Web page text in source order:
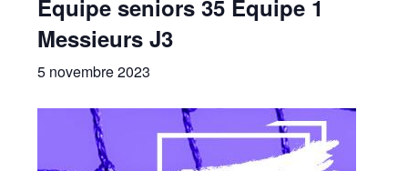
Equipe seniors 35 Equipe 1
Messieurs J3
5 novembre 2023